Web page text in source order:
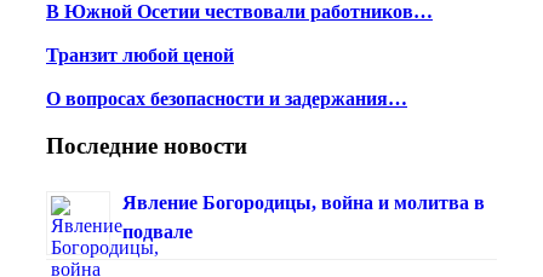
В Южной Осетии чествовали работников…
Транзит любой ценой
О вопросах безопасности и задержания…
Последние новости
Явление Богородицы, война и молитва в
подвале